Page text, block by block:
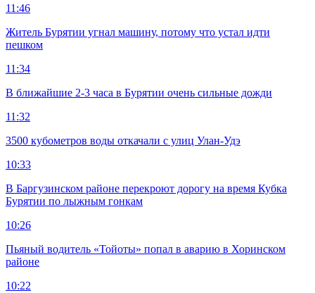
11:46
Житель Бурятии угнал машину, потому что устал идти
пешком
11:34
В ближайшие 2-3 часа в Бурятии очень сильные дожди
11:32
3500 кубометров воды откачали с улиц Улан-Удэ
10:33
В Баргузинском районе перекроют дорогу на время Кубка
Бурятии по лыжным гонкам
10:26
Пьяный водитель «Тойоты» попал в аварию в Хоринском
районе
10:22